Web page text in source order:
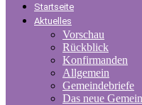
Startseite
Aktuelles
Vorschau
Rückblick
Konfirmanden
Allgemein
Gemeindebriefe
Das neue